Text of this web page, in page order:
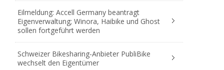
Eilmeldung: Accell Germany beantragt
Eigenverwaltung; Winora, Haibike und Ghost
sollen fortgeführt werden
Schweizer Bikesharing-Anbieter PubliBike
wechselt den Eigentümer